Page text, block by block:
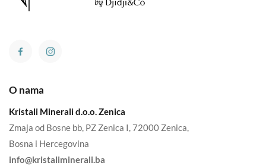
O nama
Kristali Minerali d.o.o. Zenica
Zmaja od Bosne bb, PZ Zenica I, 72000 Zenica,
Bosna i Hercegovina
info@kristaliminerali.ba